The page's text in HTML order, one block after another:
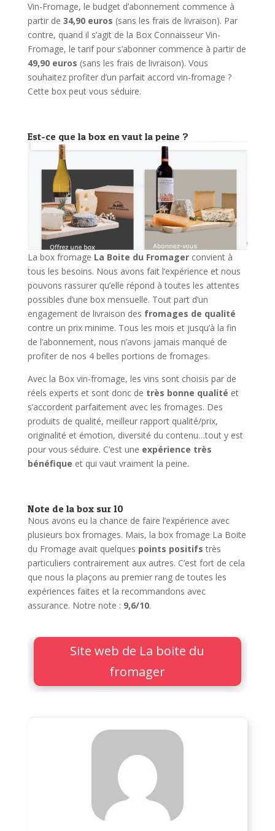
Vin-Fromage, le budget d’abonnement commence à
partir de 34,90 euros (sans les frais de livraison). Par
contre, quand il s’agit de la Box Connaisseur Vin-
Fromage, le tarif pour s’abonner commence à partir de
49,90 euros (sans les frais de livraison). Vous
souhaitez profiter d’un parfait accord vin-fromage ?
Cette box peut vous séduire.
Est-ce que la box en vaut la peine ?
La box fromage La Boite du Fromagerconvient à
tous les besoins. Nous avons fait l’expérience et nous
pouvons rassurer qu’elle répond à toutes les attentes
possibles d’une box mensuelle. Tout part d’un
engagement de livraison des fromages de qualité
contre un prix minime. Tous les mois et jusqu’à la fin
de l’abonnement, nous n’avons jamais manqué de
profiter de nos 4 belles portions de fromages.
Avec la Box vin-fromage, les vins sont choisis par de
réels experts et sont donc de très bonne qualité et
s’accordent parfaitement avec les fromages. Des
produits de qualité, meilleur rapport qualité/prix,
originalité et émotion, diversité du contenu…tout y est
pour vous séduire. C’est une expérience très
bénéfique et qui vaut vraiment la peine.
Note de la box sur 10
Nous avons eu la chance de faire l’expérience avec
plusieurs box fromages. Mais, la box fromage La Boite
du Fromage avait quelques points positifs très
particuliers contrairement aux autres. C’est fort de cela
que nous la plaçons au premier rang de toutes les
expériences faites et la recommandons avec
assurance. Notre note : 9,6/10.
Site web de La boite du
fromager